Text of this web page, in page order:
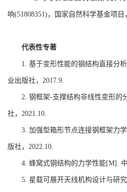
响(51808351) ，国家自然科学基金项目
代表性专著
1. 基于变形性能的钢结构直接分
业出版社， 2017.9.
2. 钢框架-支撑结构非线性变形的
社， 2021.10.
3. 加强型箱形节点连接钢框架力
版社， 2022.10.
4. 蜂窝式钢结构的力学性能[M].
5. 星载可展开天线机构设计与研究